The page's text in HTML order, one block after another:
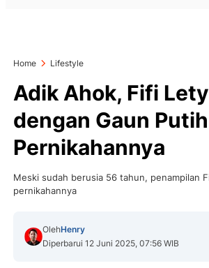
Home Lifestyle
Adik Ahok, Fifi
dengan Gaun
Pernikahannya
Meski sudah berusia 56 tahun, penampilan
pernikahannya
OlehHenry
Diperbarui 12 Juni 2025, 07:56 WIB